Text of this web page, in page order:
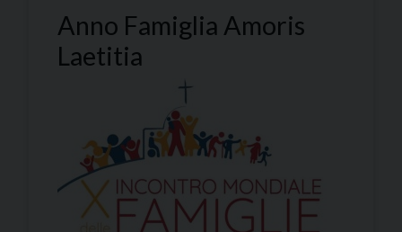
Anno Famiglia Amoris
Laetitia